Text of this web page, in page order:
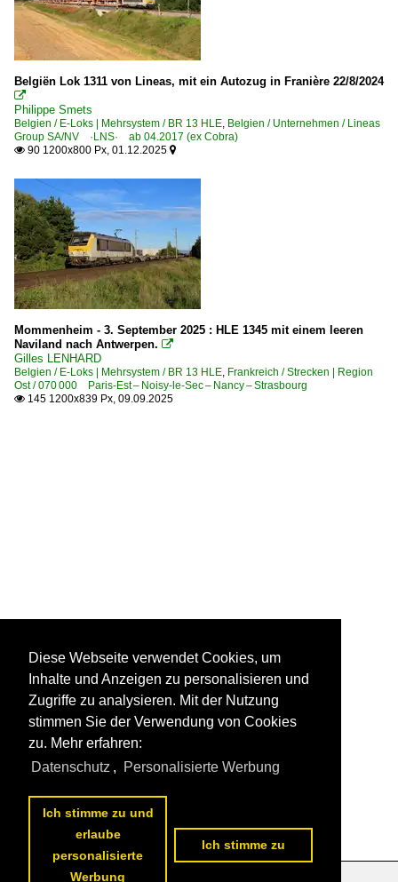
Belgiën Lok 1311 von Lineas, mit ein Autozug in Franière 22/8/2024

Philippe Smets
Belgien / E-Loks | Mehrsystem / BR 13 HLE, Belgien / Unternehmen / Lineas
Group SA/NV ·LNS· ab 04.2017 (ex Cobra)
 90 1200x800 Px, 01.12.2025 
Mommenheim - 3. September 2025 : HLE 1345 mit einem leeren
Naviland nach Antwerpen. 
Gilles LENHARD
Belgien / E-Loks | Mehrsystem / BR 13 HLE, Frankreich / Strecken | Region
Ost / 070 000 Paris-Est – Noisy-le-Sec – Nancy – Strasbourg
 145 1200x839 Px, 09.09.2025
Diese Webseite verwendet Cookies, um
Inhalte und Anzeigen zu personalisieren und
Zugriffe zu analysieren. Mit der Nutzung
stimmen Sie der Verwendung von Cookies
zu. Mehr erfahren:
Datenschutz , Personalisierte Werbung
Ich stimme zu und
erlaube
personalisierte
Werbung
Ich stimme zu